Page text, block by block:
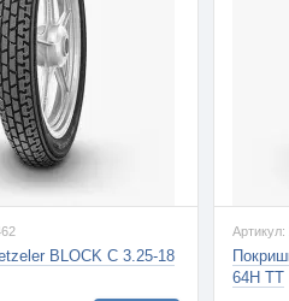
BLOCK C 3.25-18
64H TT